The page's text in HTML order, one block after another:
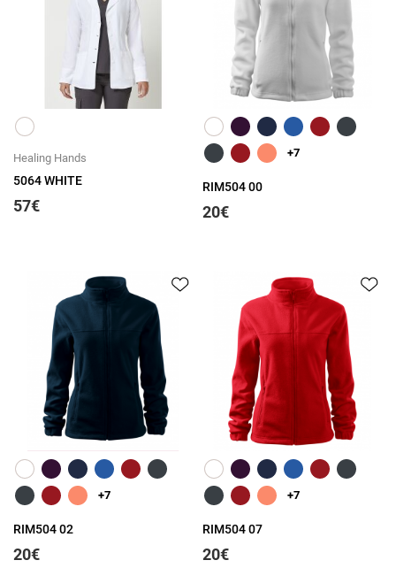
Healing Hands
5064 WHITE
57€
Greita peržiūra
+7
RIM504 00
20€
Greita peržiūra
+7
RIM504 02
20€
Greita peržiūra
+7
RIM504 07
20€